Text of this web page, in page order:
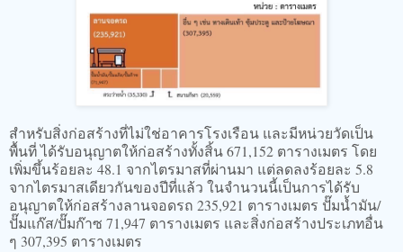
สำหรับสิ่งก่อสร้างที่ไม่ใช่อาคารโรงเรือน และมีหน่วยวัดเป็น
พื้นที่ ได้รับอนุญาตให้ก่อสร้างทั้งสิ้น 671,152 ตารางเมตร โดย
เพิ่มขึ้นร้อยละ 48.1 จากไตรมาสที่ผ่านมา แต่ลดลงร้อยละ 5.8
จากไตรมาสเดียวกันของปีที่แล้ว ในจำนวนนี้เป็นการได้รับ
อนุญาตให้ก่อสร้างลานจอดรถ 235,921 ตารางเมตร ปั๊มน้ำมัน/
ปั๊มแก๊ส/ปั๊มก๊าซ 71,947 ตารางเมตร และสิ่งก่อสร้างประเภทอื่น
ๆ 307,395 ตารางเมตร